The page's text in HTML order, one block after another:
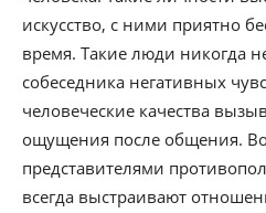
искусство, с ними приятно
время. Такие люди никогда
собеседника негативных
человеческие качества
ощущения после общения.
представителями
всегда выстраивают